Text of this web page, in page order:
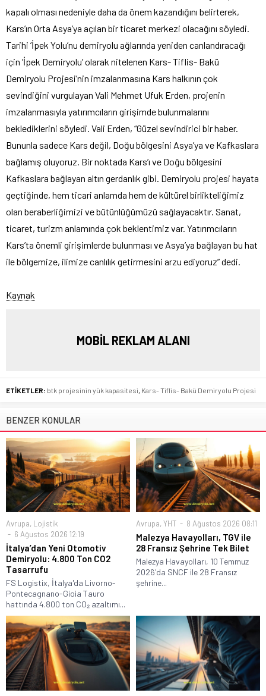
kapalı olması nedeniyle daha da önem kazandığını belirterek,
Kars’ın Orta Asya’ya açılan bir ticaret merkezi olacağını söyledi.
Tarihi ’İpek Yolu’nu demiryolu ağlarında yeniden canlandıracağı
için ’İpek Demiryolu’ olarak nitelenen Kars- Tiflis- Bakü
Demiryolu Projesi’nin imzalanmasına Kars halkının çok
sevindiğini vurgulayan Vali Mehmet Ufuk Erden, projenin
imzalanmasıyla yatırımcıların girişimde bulunmalarını
beklediklerini söyledi. Vali Erden, “Güzel sevindirici bir haber.
Bununla sadece Kars değil, Doğu bölgesini Asya’ya ve Kafkaslara
bağlamış oluyoruz. Bir noktada Kars’ı ve Doğu bölgesini
Kafkaslara bağlayan altın gerdanlık gibi. Demiryolu projesi hayata
geçtiğinde, hem ticari anlamda hem de kültürel birlikteliğimiz
olan beraberliğimizi ve bütünlüğümüzü sağlayacaktır. Sanat,
ticaret, turizm anlamında çok beklentimiz var. Yatırımcıların
Kars’ta önemli girişimlerde bulunması ve Asya’ya bağlayan bu hat
ile bölgemize, ilimize canlılık getirmesini arzu ediyoruz” dedi.
Kaynak
MOBİL REKLAM ALANI
ETİKETLER: btk projesinin yük kapasitesi Kars- Tiflis- Bakü Demiryolu Projesi
BENZER KONULAR
Avrupa, Lojistik
6 Ağustos 2026 12:19
İtalya’dan Yeni Otomotiv
Demiryolu: 4.800 Ton CO2
Tasarrufu
FS Logistix, İtalya'da Livorno-
Pontecagnano-Gioia Tauro
hattında 4.800 ton CO₂ azaltımı...
Avrupa, YHT 8 Ağustos 2026 08:11
Malezya Havayolları, TGV ile
28 Fransız Şehrine Tek Bilet
Malezya Havayolları, 10 Temmuz
2026'da SNCF ile 28 Fransız
şehrine...